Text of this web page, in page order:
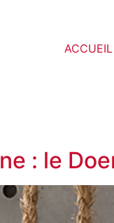
ACCUEIL
: le